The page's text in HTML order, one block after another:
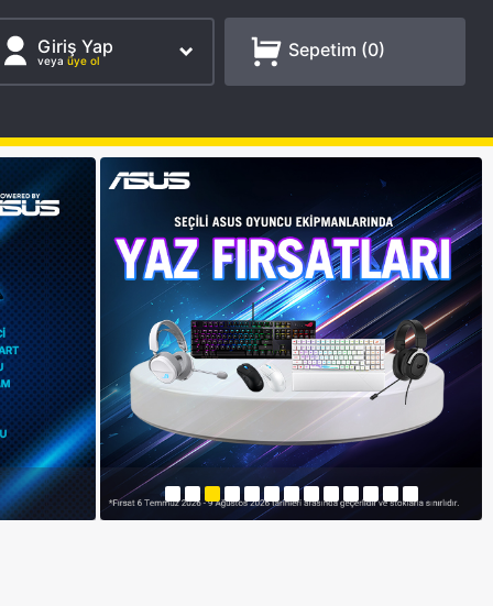
Giriş Yap
veya üye ol Sepetim (0)